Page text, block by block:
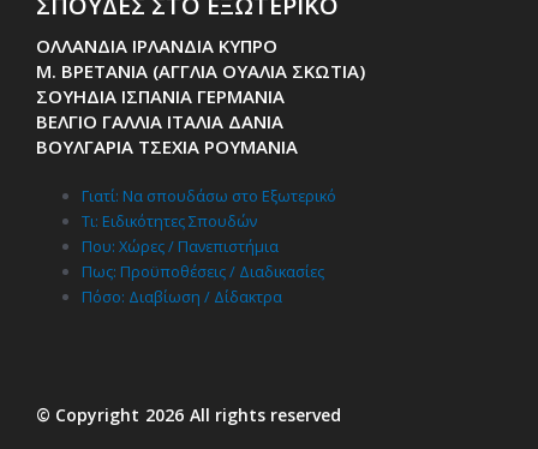
ΟΛΛΑΝΔΙΑ ΙΡΛΑΝΔΙΑ ΚΥΠΡΟ
Μ. ΒΡΕΤΑΝΙΑ (ΑΓΓΛΙΑ ΟΥΑΛΙΑ ΣΚΩΤΙΑ)
ΣΟΥΗΔΙΑ ΙΣΠΑΝΙΑ ΓΕΡΜΑΝΙΑ
ΒΕΛΓΙΟ ΓΑΛΛΙΑ ΙΤΑΛΙΑ ΔΑΝΙΑ
ΒΟΥΛΓΑΡΙΑ ΤΣΕΧΙΑ ΡΟΥΜΑΝΙΑ
Γιατί: Nα σπουδάσω στο Εξωτερικό
Τι: Ειδικότητες Σπουδών
Που: Χώρες / Πανεπιστήμια
Πως: Προϋποθέσεις / Διαδικασίες
Πόσο: Διαβίωση / Δίδακτρα
© Copyright 2026 All rights reserved